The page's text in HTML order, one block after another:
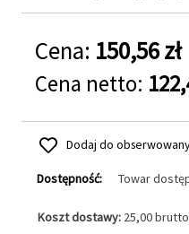
Cena: 150,56 zł
Cena netto:
Dodaj do
Dostępność: Towar
Koszt dostawy: 25,00 brutto